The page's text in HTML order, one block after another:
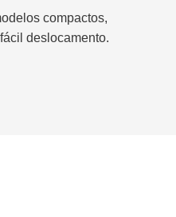
compactos,
deslocamento.